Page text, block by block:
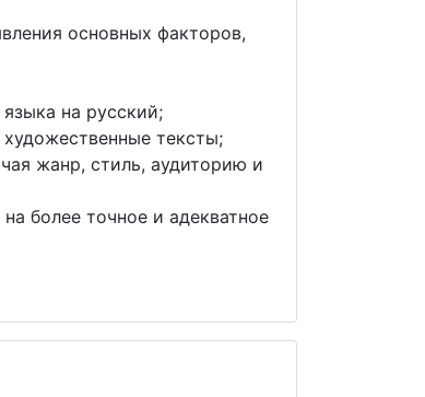
основных факторов,
на русский;
тексты;
жанр, стиль, аудиторию и
более точное и адекватное